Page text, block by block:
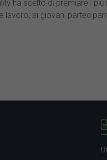
ha scelto di premiare i
ai giovani